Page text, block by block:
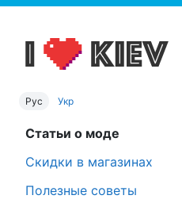
Рус Укр
Статьи о моде
Скидки в магазинах
Полезные советы